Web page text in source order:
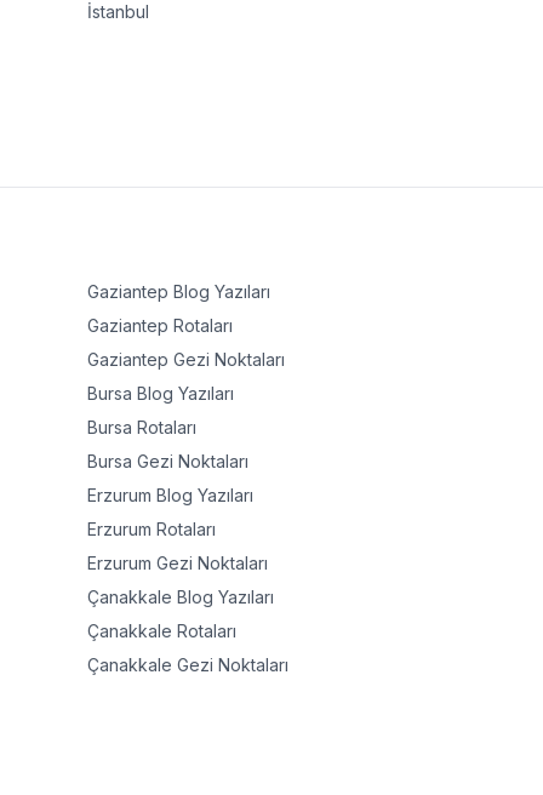
İstanbul
Gaziantep Blog Yazıları
Gaziantep Rotaları
Gaziantep Gezi Noktaları
Bursa Blog Yazıları
Bursa Rotaları
Bursa Gezi Noktaları
Erzurum Blog Yazıları
Erzurum Rotaları
Erzurum Gezi Noktaları
Çanakkale Blog Yazıları
Çanakkale Rotaları
Çanakkale Gezi Noktaları